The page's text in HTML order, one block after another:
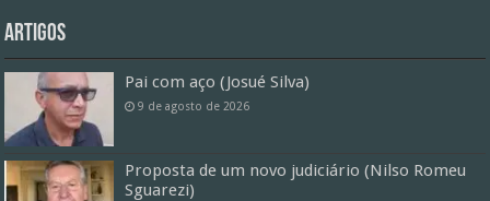
Artigos
Pai com aço (Josué Silva)
9 de agosto de 2026
Proposta de um novo judiciário (Nilso Romeu
Sguarezi)